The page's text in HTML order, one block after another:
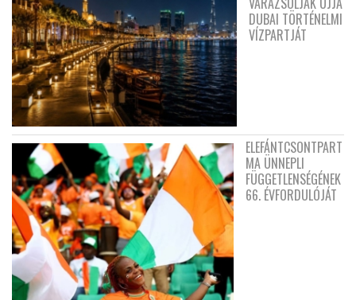
DUBAI TÖRTÉNELMI
VÍZPARTJÁT
ELEFÁNTCSONTPART
MA ÜNNEPLI
FÜGGETLENSÉGÉNEK
66. ÉVFORDULÓJÁT